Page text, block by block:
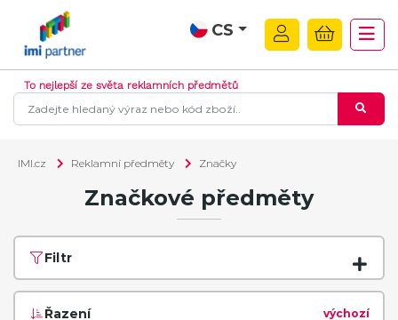
CS
To nejlepší ze světa reklamních předmětů
IMI.cz Reklamní předměty Značky
Značkové předměty
Filtr
Řazení výchozí